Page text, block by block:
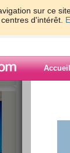
sur ce
d'intérêt.
Accueil